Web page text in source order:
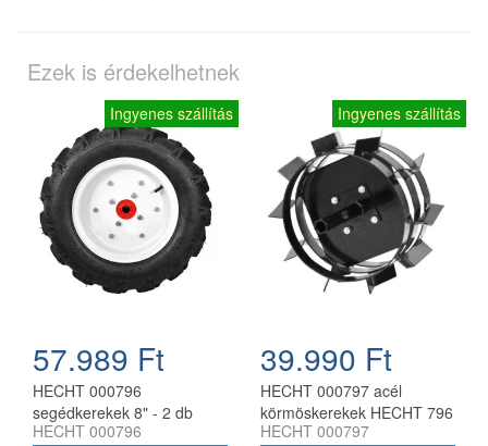
Ezek is érdekelhetnek
Ingyenes szállítás
57.989 Ft
HECHT 000796
segédkerekek 8" - 2 db
kapálógéphez
HECHT 000796
Ingyenes szállítás
39.990 Ft
HECHT 000797 acél
körmöskerekek HECHT 796
kapálógéphez (2 db)
HECHT 000797